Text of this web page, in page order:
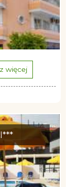
więcej